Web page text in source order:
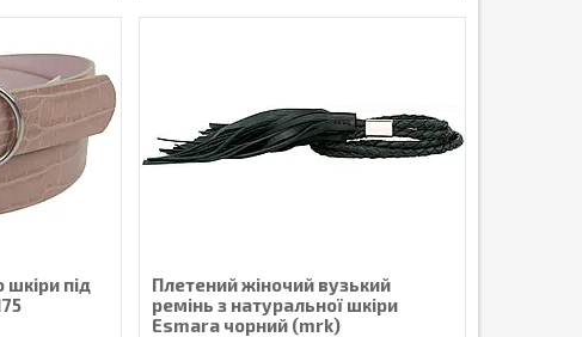
шкіри під
Плетений жіночий вузький
ремінь з натуральної шкіри
Esmara чорний (mrk)